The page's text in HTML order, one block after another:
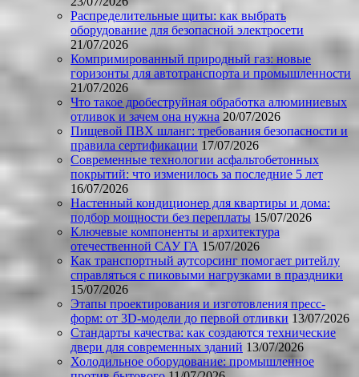
Распределительные щиты: как выбрать
оборудование для безопасной электросети
21/07/2026
Компримированный природный газ: новые
горизонты для автотранспорта и промышленности
21/07/2026
Что такое дробеструйная обработка алюминиевых
отливок и зачем она нужна 20/07/2026
Пищевой ПВХ шланг: требования безопасности и
правила сертификации 17/07/2026
Современные технологии асфальтобетонных
покрытий: что изменилось за последние 5 лет
16/07/2026
Настенный кондиционер для квартиры и дома:
подбор мощности без переплаты 15/07/2026
Ключевые компоненты и архитектура
отечественной САУ ГА 15/07/2026
Как транспортный аутсорсинг помогает ритейлу
справляться с пиковыми нагрузками в праздники
15/07/2026
Этапы проектирования и изготовления пресс-
форм: от 3D-модели до первой отливки 13/07/2026
Стандарты качества: как создаются технические
двери для современных зданий 13/07/2026
Холодильное оборудование: промышленное